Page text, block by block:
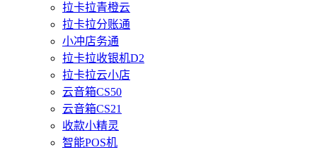
拉卡拉青橙云
拉卡拉分账通
小冲店务通
拉卡拉收银机D2
拉卡拉云小店
云音箱CS50
云音箱CS21
收款小精灵
智能POS机